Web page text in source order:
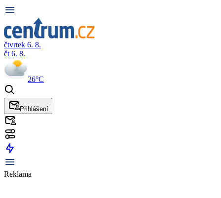
čtvrtek 6. 8.
čt 6. 8.
26°C
Přihlášení
Reklama